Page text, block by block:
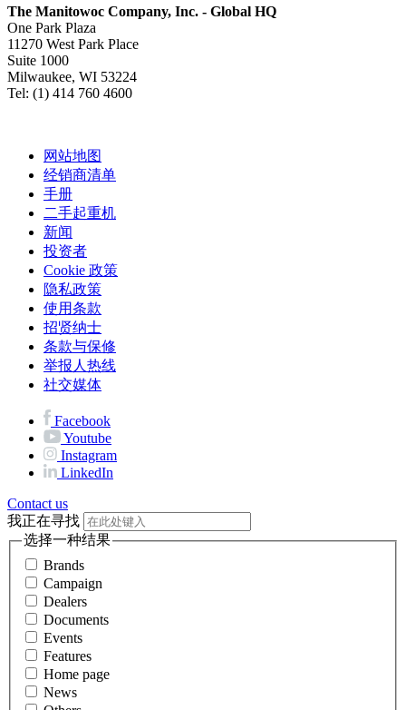
The Manitowoc Company, Inc. - Global HQ
One Park Plaza
11270 West Park Place
Suite 1000
Milwaukee, WI 53224
Tel: (1) 414 760 4600
网站地图
经销商清单
手册
二手起重机
新闻
投资者
Cookie 政策
隐私政策
使用条款
招贤纳士
条款与保修
举报人热线
社交媒体
Facebook
Youtube
Instagram
LinkedIn
Contact us
我正在寻找
选择一种结果
Brands
Campaign
Dealers
Documents
Events
Features
Home page
News